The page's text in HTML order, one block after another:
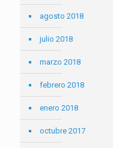
agosto 2018
julio 2018
marzo 2018
febrero 2018
enero 2018
octubre 2017